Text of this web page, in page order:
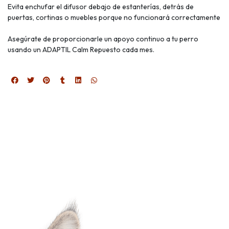
Evita enchufar el difusor debajo de estanterías, detrás de
puertas, cortinas o muebles porque no funcionará correctamente
Asegúrate de proporcionarle un apoyo continuo a tu perro
usando un ADAPTIL Calm Repuesto cada mes.